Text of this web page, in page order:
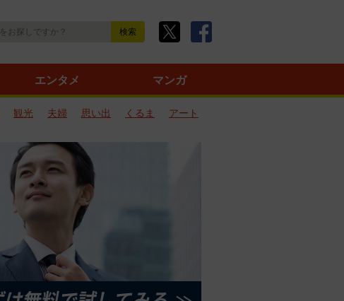
エンタメ マンガ
観光 夫婦 思い出 くるま
アート